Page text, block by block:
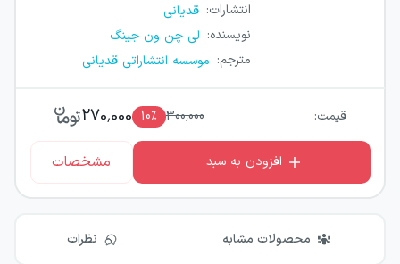
انتشارات: قدیانی
نویسنده: لی چن ون جینگ
مترجم: موسسه انتشاراتی قدیانی
قیمت: 300,000
10٪ 270,000
افزودن به سبد مشخصات
محصولات مشابه نظرات